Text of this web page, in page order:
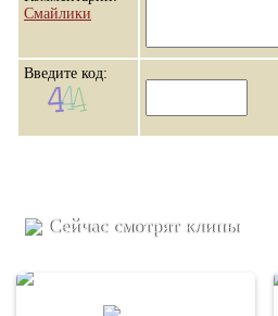
Смайлики
Введите код:
Сейчас смотрят клипы